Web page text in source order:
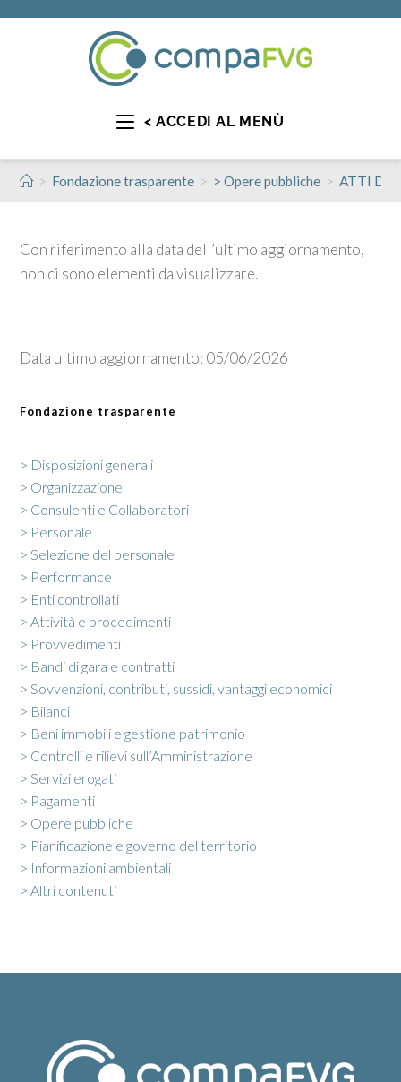
< ACCEDI AL MENÙ
> Fondazione trasparente > > Opere pubbliche > ATTI DI
Con riferimento alla data dell’ultimo aggiornamento,
non ci sono elementi da visualizzare.
Data ultimo aggiornamento: 05/06/2026
Fondazione trasparente
> Disposizioni generali
> Organizzazione
> Consulenti e Collaboratori
> Personale
> Selezione del personale
> Performance
> Enti controllati
> Attività e procedimenti
> Provvedimenti
> Bandi di gara e contratti
> Sovvenzioni, contributi, sussidi, vantaggi economici
> Bilanci
> Beni immobili e gestione patrimonio
> Controlli e rilievi sull’Amministrazione
> Servizi erogati
> Pagamenti
> Opere pubbliche
> Pianificazione e governo del territorio
> Informazioni ambientali
> Altri contenuti